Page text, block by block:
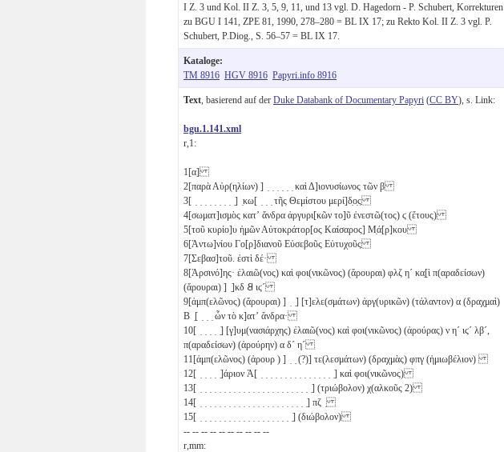
I Z. 3 und Kol. II Z. 3, 5, 9, 11, und 13 vgl. D. Hagedorn - P. Schubert, Korrekturen
zu BGU I 141, ZPE 81, 1990, 278–280 = BL IX 17; zu Rekto Kol. II Z. 3 vgl. P.
Schubert, P.Diog., S. 56–57 = BL IX 17.
Kataloge:
TM 8916 HGV 8916 Papyri.info 8916
Text , basierend auf der Duke Databank of Documentary Papyri (CC BY), s. Link:
bgu.1.141.xml
r,1:
1 [α]
2[παρὰ Αὐρ(ηλίων) ] ̣ ̣ ̣ ̣ ̣ ̣ καὶ Δ]ιονυσίωνος τῶν β
3[ ̣ ̣ ̣ ̣ ̣ ̣ ̣ ̣ ̣] ̣κω[ ̣ ̣ ̣ τῆς Θεμίστου μερί]δ̣ο̣ς
4[σωματ]ισμὸς κατʼ ἄνδρα ἀργυρι[κῶν το]ῦ ἐνεστῶ(τος) ϛ (ἔτους)
5[τοῦ κυρίο]υ ἡμῶν Αὐτοκράτορ[ος Καίσαρος] Μ̣ά[ρ]κου
6[Ἀντω]νίου Γο[ρ]διανοῦ Εὐσεβοῦς Εὐτυχοῦς
7[Σεβασ]τοῦ. ἐστὶ δέ·
8[Ἀρσινό]ης· ἐλαιῶ(νος) καὶ φοι(νικῶνος) (ἄρουραι) φλζ η´ κα̣[ὶ π(αραδείσων)
(ἄρουραι) ] ̣]κδ 𐅸 ιϛ´
9[ἀμπ(ελῶνος) (ἄρουραι) ] ̣ ̣] [τ]ελε(σμάτων) ἀργ(υρικῶν) (τάλαντον) α (δραχμαὶ)
Β ̣[ ̣ ̣ ̣ ὧν τὸ κ]ατʼ ἄνδρα·
10[ ̣ ̣ ̣ ̣ ̣] [γ]υμ(νασιάρχης) ἐλαιῶ(νος) καὶ φοι(νικῶνος) (ἀρούρας) ν η´ ιϛ´ λβ´
π(αραδείσων) (ἀρούρην) α δ´ η´
11 [ἀμπ(ελῶνος) (ἀρουρ ) ] ̣ ̣ (?)] τε(λεσμάτων) (δραχμὰς) φπγ (ἡμιωβέλιον)
12[ ̣ ̣ ̣ ̣ ̣]άριον Ἀ[ ̣ ̣ ̣ ̣ ̣ ̣ ̣ ̣ ̣ ̣ ̣ ̣ ̣ ̣ ̣ ̣] καὶ φοι(νικῶνος)
13[ ̣ ̣ ̣ ̣ ̣ ̣ ̣ ̣ ̣ ̣ ̣ ̣ ̣ ̣ ̣ ̣ ̣ ̣ ̣ ̣ ̣ ̣ ̣ ̣] (τριώβολον) χ(αλκοῦς 2)
14[ ̣ ̣ ̣ ̣ ̣ ̣ ̣ ̣ ̣ ̣ ̣ ̣ ̣ ̣ ̣ ̣ ̣ ̣ ̣ ̣ ̣ ̣ ̣] πζ ̣
15[ ̣ ̣ ̣ ̣ ̣ ̣ ̣ ̣ ̣ ̣ ̣ ̣ ̣ ̣ ̣ ̣ ̣ ̣ ̣ ̣] (διώβολον)
-- -- -- -- -- -- -- -- -- --
r,mm: